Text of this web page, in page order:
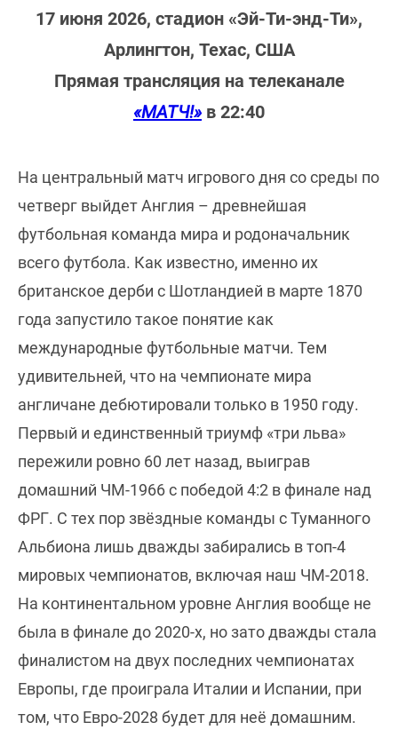
17 июня 2026, стадион «Эй-Ти-энд-Ти»,
Арлингтон, Техас, США
Прямая трансляция на телеканале
«МАТЧ!» в 22:40
На центральный матч игрового дня со среды по
четверг выйдет Англия – древнейшая
футбольная команда мира и родоначальник
всего футбола. Как известно, именно их
британское дерби с Шотландией в марте 1870
года запустило такое понятие как
международные футбольные матчи. Тем
удивительней, что на чемпионате мира
англичане дебютировали только в 1950 году.
Первый и единственный триумф «три льва»
пережили ровно 60 лет назад, выиграв
домашний ЧМ-1966 с победой 4:2 в финале над
ФРГ. С тех пор звёздные команды с Туманного
Альбиона лишь дважды забирались в топ-4
мировых чемпионатов, включая наш ЧМ-2018.
На континентальном уровне Англия вообще не
была в финале до 2020-х, но зато дважды стала
финалистом на двух последних чемпионатах
Европы, где проиграла Италии и Испании, при
том, что Евро-2028 будет для неё домашним.